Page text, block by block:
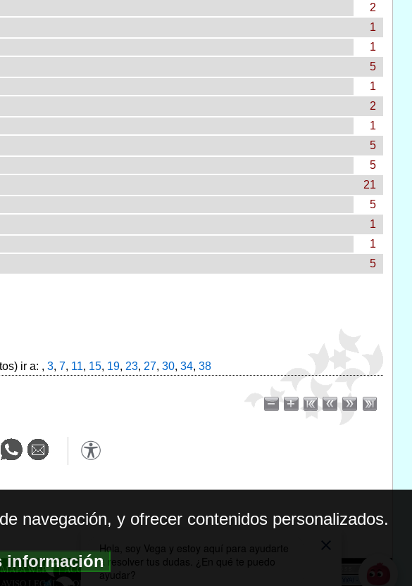
2
1
1
5
1
2
1
5
5
21
5
1
1
5
ir a: , 3, 7, 11, 15, 19, 23, 27, 30, 34, 38
MAPA WEB|ACCESIBILIDAD
AVISO LEGAL| POLITICA DE PRIVACIDAD
navegación, y ofrecer contenidos personalizados.
información